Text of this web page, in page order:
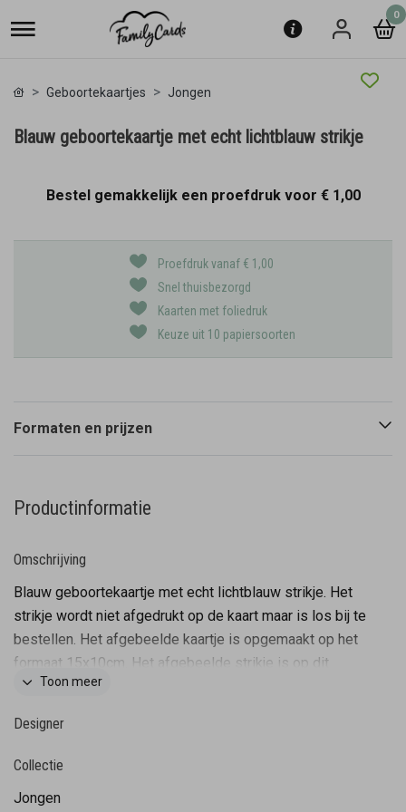
0
Geboortekaartjes Jongen
Blauw geboortekaartje met echt lichtblauw strikje
Bestel gemakkelijk een proefdruk voor € 1,00
Proefdruk vanaf € 1,00
Snel thuisbezorgd
Kaarten met foliedruk
Keuze uit 10 papiersoorten
Formaten en prijzen
Productinformatie
Omschrijving
Blauw geboortekaartje met echt lichtblauw strikje. Het
strikje wordt niet afgedrukt op de kaart maar is los bij te
bestellen. Het afgebeelde kaartje is opgemaakt op het
formaat 15x10cm. Het afgebeelde strikje is op dit
formaat 1:1 weergegeven. Het strikje is voorzien van
Tevens zijn de kleuren van dit kaartje gemakkelijk aan te
passen en zo creëer je weer een heel ander
verzendtijd: voor 18.00 uur besteld = de volgende
Toon meer
Designer
Collectie
Jongen